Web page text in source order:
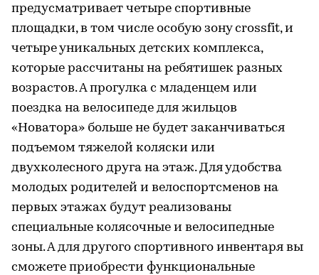
предусматривает четыре спортивные
площадки, в том числе особую зону crossfit, и
четыре уникальных детских комплекса,
которые рассчитаны на ребятишек разных
возрастов. А прогулка с младенцем или
поездка на велосипеде для жильцов
«Новатора» больше не будет заканчиваться
подъемом тяжелой коляски или
двухколесного друга на этаж. Для удобства
молодых родителей и велоспортсменов на
первых этажах будут реализованы
специальные колясочные и велосипедные
зоны. А для другого спортивного инвентаря вы
сможете приобрести функциональные